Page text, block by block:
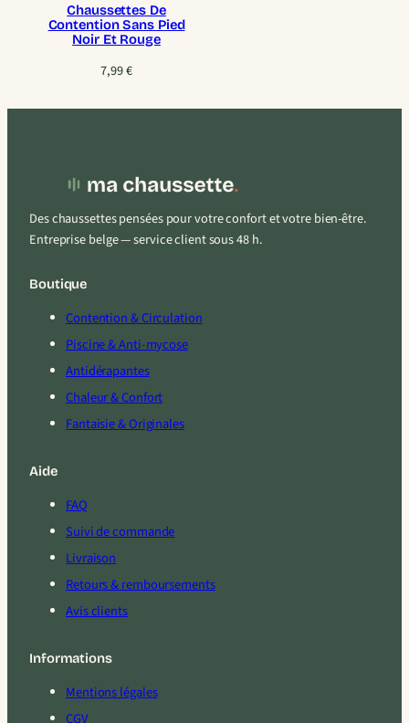
Chaussettes De
Contention Sans Pied
Noir Et Rouge
7,99€
Des chaussettes pensées pour votre confort et votre bien-être.
Entreprise belge — service client sous 48 h.
Boutique
Contention & Circulation
Piscine & Anti-mycose
Antidérapantes
Chaleur & Confort
Fantaisie & Originales
Aide
FAQ
Suivi de commande
Livraison
Retours & remboursements
Avis clients
Informations
Mentions légales
CGV